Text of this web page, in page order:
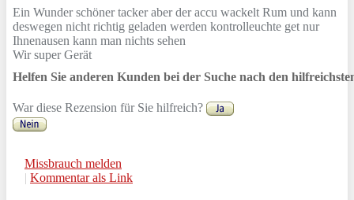
Ein Wunder schöner tacker aber der accu wackelt Rum und kann
deswegen nicht richtig geladen werden kontrolleuchte get nur
Ihnenausen kann man nichts sehen
Wir super Gerät
Helfen Sie anderen Kunden bei der Suche nach den
War diese Rezension für Sie hilfreich?
Missbrauch melden
| Kommentar als Link